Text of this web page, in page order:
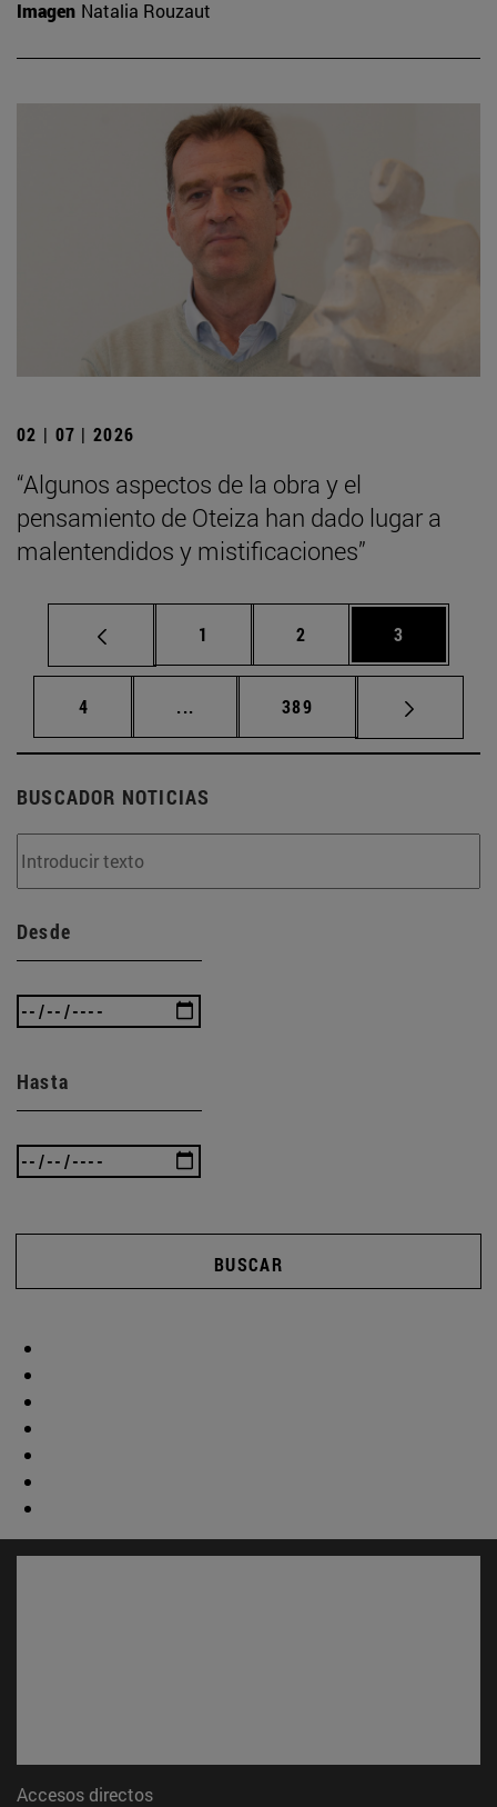
Imagen Natalia Rouzaut
02 | 07 | 2026
“Algunos aspectos de la obra y el
pensamiento de Oteiza han dado lugar a
malentendidos y mistificaciones”
Página
1 Página
2 Página
3
Página
4 ... Páginas intermedias Use TAB para
Página
389
BUSCADOR NOTICIAS
Desde
Hasta
BUSCAR
Accesos directos